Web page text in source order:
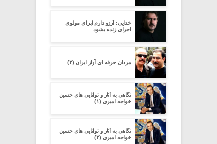
خدایی: آرزو دارم اپرای مولوی
اجرای زنده بشود
مردان حرفه ای آواز ایران (۳)
نگاهی به آثار و توانایی های حسین
خواجه امیری (۱)
نگاهی به آثار و توانایی های حسین
خواجه امیری (۳)